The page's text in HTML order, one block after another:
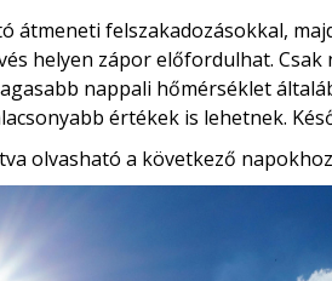
átmeneti felszakadozásokkal,
helyen zápor előfordulhat.
nappali hőmérséklet
értékek is lehetnek.
olvasható a következő